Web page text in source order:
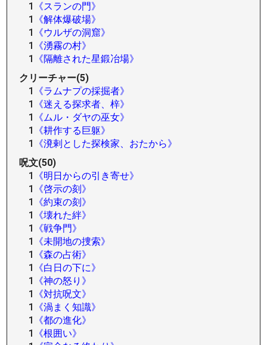
1
《スランの門》
1
《解体爆破場》
1
《ウルザの洞窟》
1
《湧霧の村》
1
《隔離された星鍛冶場》
クリーチャー(5)
1
《ラムナプの採掘者》
1
《迷える探求者、梓》
1
《ムル・ダヤの巫女》
1
《耕作する巨躯》
1
《溌剌とした探検家、おたから》
呪文(50)
1
《明日からの引き寄せ》
1
《啓示の刻》
1
《約束の刻》
1
《壊れた絆》
1
《戦争門》
1
《未開地の捜索》
1
《森の占術》
1
《白日の下に》
1
《神の怒り》
1
《対抗呪文》
1
《渦まく知識》
1
《都の進化》
1
《根囲い》